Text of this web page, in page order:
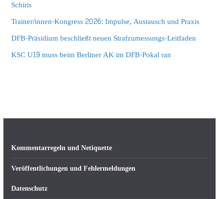
Schiris
Trainer/innen-Kongress 2026: Impulse, Austausch und Praxis
DFB-Präsidium beschließt neuen Strafzumessungs-Leitfaden
KSC U19 muss beim Berliner AK im DFB-Pokal ran
Kommentarregeln und Netiquette
Veröffentlichungen und Fehlermeldungen
Datenschutz